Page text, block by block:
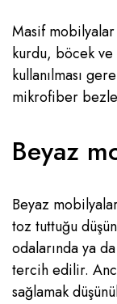
Masif mobilyalar
kurdu, böcek
kullanılması
mikrofiber
Beyaz
Beyaz
toz tuttuğu
odalarında ya
tercih edilir.
sağlamak